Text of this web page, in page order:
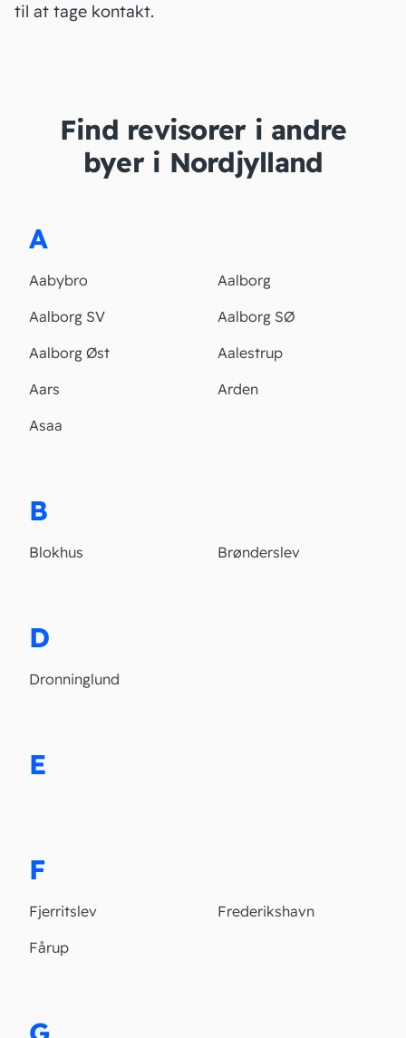
til at tage kontakt.
Find revisorer i andre
byer i Nordjylland
A
Aabybro
Aalborg
Aalborg SV
Aalborg SØ
Aalborg Øst
Aalestrup
Aars
Arden
Asaa
B
Blokhus Brønderslev
D
Dronninglund
E
F
Fjerritslev
Frederikshavn
Fårup